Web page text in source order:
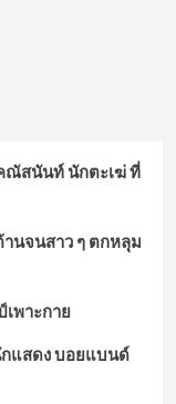
ณัสนันท์ นักตะเฆ่ ที่
นจนสาว ๆ ตกหลุม
พาะกาย
กแสดง บอยแบนด์